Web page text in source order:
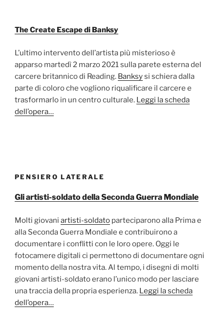
The Create Escape di Banksy
L’ultimo intervento dell’artista più misterioso è
apparso martedì 2 marzo 2021 sulla parete esterna del
carcere britannico di Reading. Banksysi schiera dalla
parte di coloro che vogliono riqualificare il carcere e
trasformarlo in un centro culturale. Leggi la scheda
dell’opera…
PENSIERO LATERALE
Gli artisti-soldato della Seconda Guerra Mondiale
Molti giovani artisti-soldato parteciparono alla Prima e
alla Seconda Guerra Mondiale e contribuirono a
documentare i conflitti con le loro opere. Oggi le
fotocamere digitali ci permettono di documentare ogni
momento della nostra vita. Al tempo, i disegni di molti
giovani artisti-soldato erano l’unico modo per lasciare
una traccia della propria esperienza. Leggi la scheda
dell’opera…